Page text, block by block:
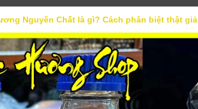
Nguyên Chất là gì? Cách phân biệt thật giả